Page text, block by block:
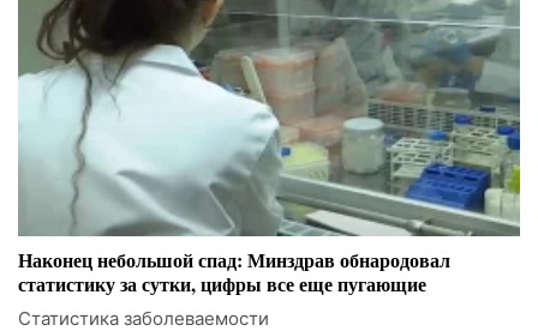
Наконец небольшой спад: Минздрав обнародовал
статистику за сутки, цифры все еще пугающие
Статистика заболеваемости